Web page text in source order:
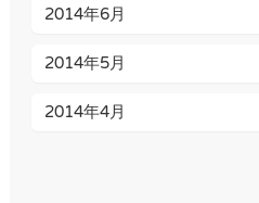
2014年6月
2014年5月
2014年4月